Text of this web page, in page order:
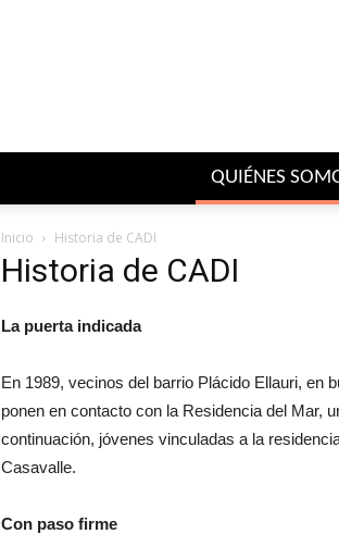
QUIÉNES
Inicio Historia de CADI
Historia de CADI
La puerta indicada
En 1989, vecinos del barrio Plácido Ellauri, en
ponen en contacto con la Residencia del Mar,
continuación, jóvenes vinculadas a la
Casavalle.
Con paso firme